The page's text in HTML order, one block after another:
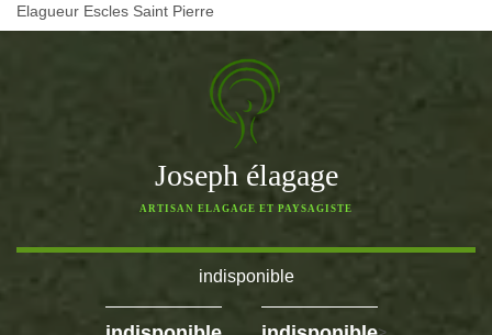
Elagueur Escles Saint Pierre
Joseph élagage
ARTISAN ELAGAGE ET PAYSAGISTE
indisponible